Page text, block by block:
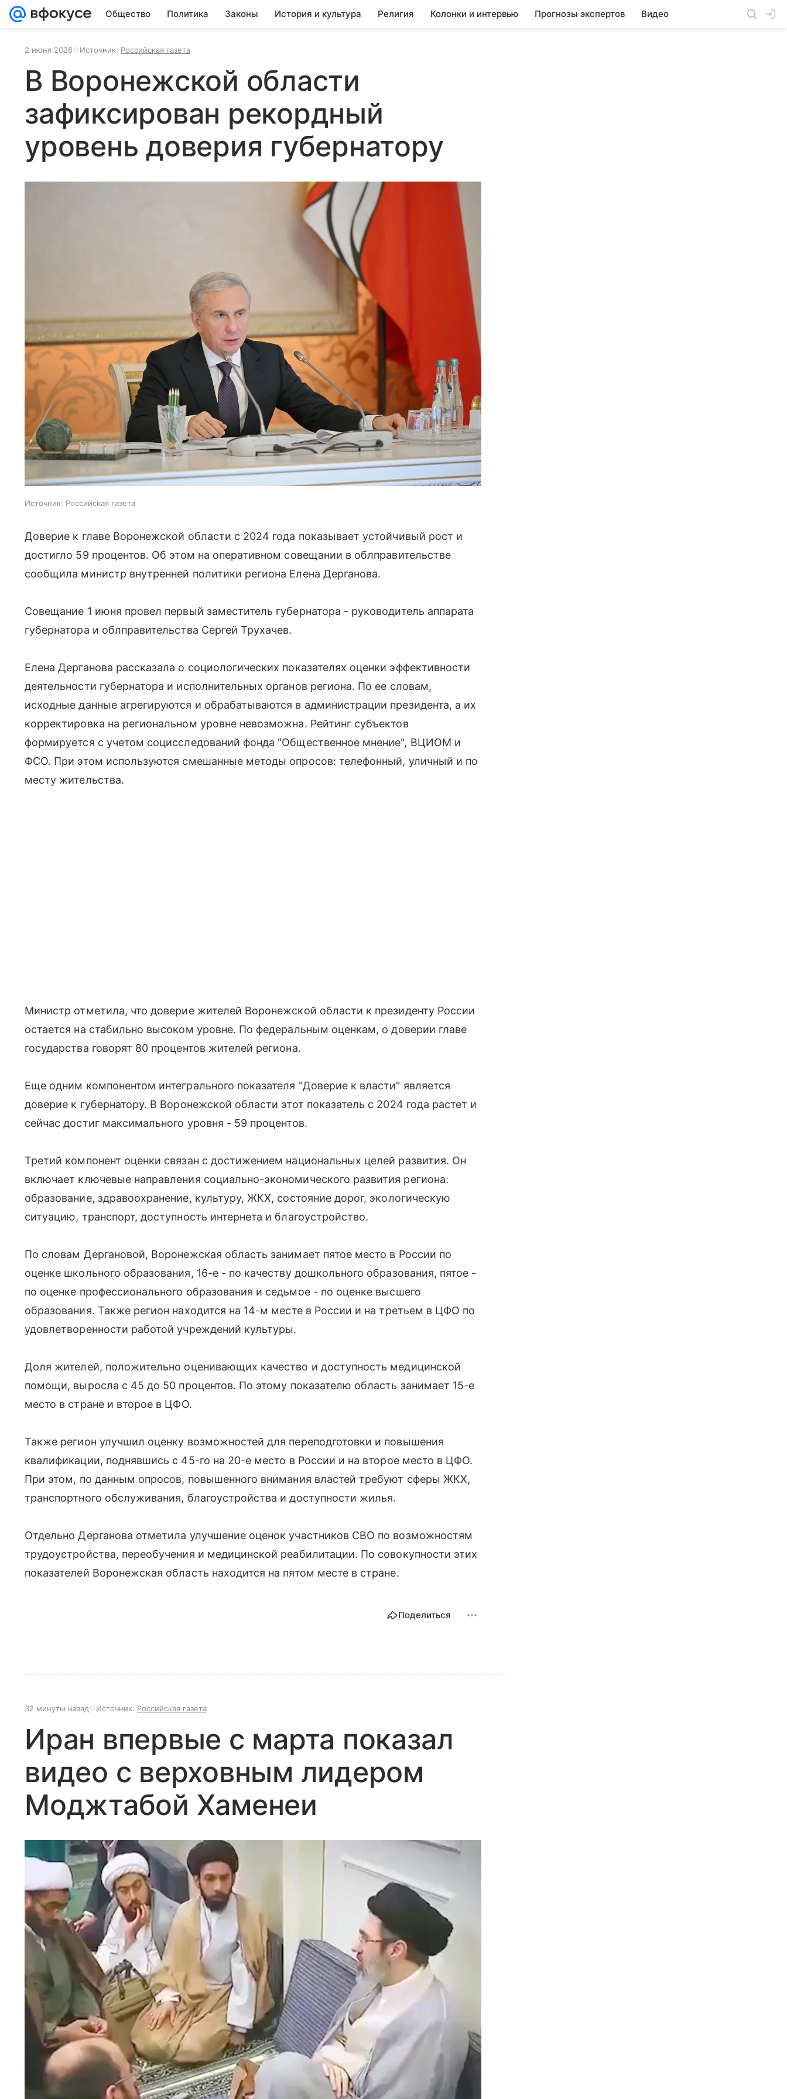
Общество Политика Законы История и культура Религия Колонки и интервью Прогнозы экспертов Видео
2 июня 2026 Источник: Российская газета
В Воронежской области
зафиксирован рекордный
уровень доверия губернатору
Источник: Российская газета
Доверие к главе Воронежской области с 2024 года показывает устойчивый рост и
достигло 59 процентов. Об этом на оперативном совещании в облправительстве
сообщила министр внутренней политики региона Елена Дерганова.
Совещание 1 июня провел первый заместитель губернатора - руководитель аппарата
губернатора и облправительства Сергей Трухачев.
Елена Дерганова рассказала о социологических показателях оценки эффективности
деятельности губернатора и исполнительных органов региона. По ее словам,
исходные данные агрегируются и обрабатываются в администрации президента, а их
корректировка на региональном уровне невозможна. Рейтинг субъектов
формируется с учетом социсследований фонда "Общественное мнение", ВЦИОМ и
ФСО. При этом используются смешанные методы опросов: телефонный, уличный и по
месту жительства.
Министр отметила, что доверие жителей Воронежской области к президенту России
остается на стабильно высоком уровне. По федеральным оценкам, о доверии главе
государства говорят 80 процентов жителей региона.
Еще одним компонентом интегрального показателя "Доверие к власти" является
доверие к губернатору. В Воронежской области этот показатель с 2024 года растет и
сейчас достиг максимального уровня - 59 процентов.
Третий компонент оценки связан с достижением национальных целей развития. Он
включает ключевые направления социально-экономического развития региона:
образование, здравоохранение, культуру, ЖКХ, состояние дорог, экологическую
ситуацию, транспорт, доступность интернета и благоустройство.
По словам Дергановой, Воронежская область занимает пятое место в России по
оценке школьного образования, 16-е - по качеству дошкольного образования, пятое -
по оценке профессионального образования и седьмое - по оценке высшего
образования. Также регион находится на 14-м месте в России и на третьем в ЦФО по
удовлетворенности работой учреждений культуры.
Доля жителей, положительно оценивающих качество и доступность медицинской
помощи, выросла с 45 до 50 процентов. По этому показателю область занимает 15-е
место в стране и второе в ЦФО.
Также регион улучшил оценку возможностей для переподготовки и повышения
квалификации, поднявшись с 45-го на 20-е место в России и на второе место в ЦФО.
При этом, по данным опросов, повышенного внимания властей требуют сферы ЖКХ,
транспортного обслуживания, благоустройства и доступности жилья.
Отдельно Дерганова отметила улучшение оценок участников СВО по возможностям
трудоустройства, переобучения и медицинской реабилитации. По совокупности этих
показателей Воронежская область находится на пятом месте в стране.
Поделиться
32 минуты назад Источник: Российская газета
Иран впервые с марта показал
видео с верховным лидером
Моджтабой Хаменеи